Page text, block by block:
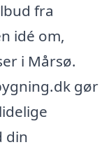
fra
idé om,
i Mårsø.
gør
din